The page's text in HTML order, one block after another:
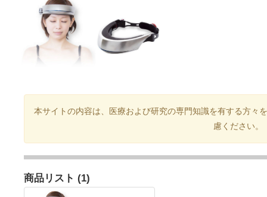
本サイトの内容は、医療および研究の専門知識を有する方々
慮ください。
商品リスト (1)